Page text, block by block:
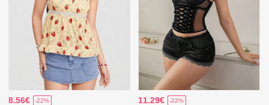
8.56€ -22% 11.29€ -22%